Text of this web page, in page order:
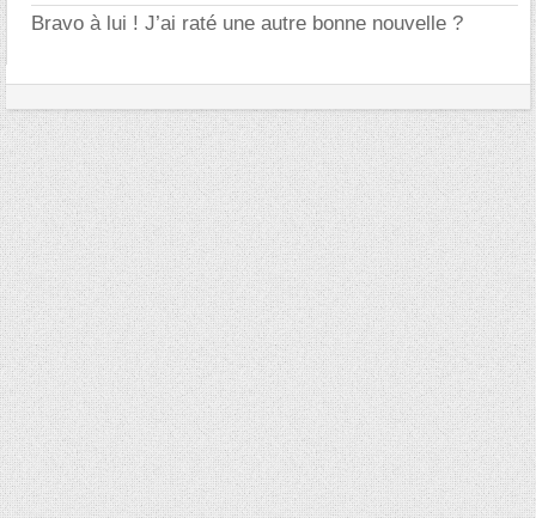
Bravo à lui ! J’ai raté une autre bonne nouvelle ?